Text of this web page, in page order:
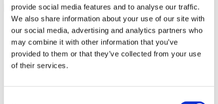
provide social media features and to analyse our traffic.
We also share information about your use of our site with
our social media, advertising and analytics partners who
may combine it with other information that you’ve
provided to them or that they’ve collected from your use
of their services.